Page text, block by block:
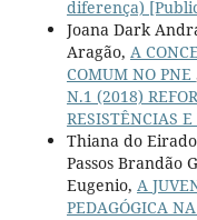
diferença)
Joana Dark
Aragão, A
COMUM NO PNE
N.1 (2018)
RESISTÊNCIAS E
Thiana do
Passos Brandão
Eugenio, A
PEDAGÓGICA